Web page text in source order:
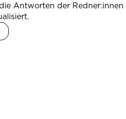
Antworten der Redner:innen